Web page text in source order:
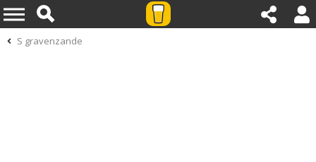
S gravenzande